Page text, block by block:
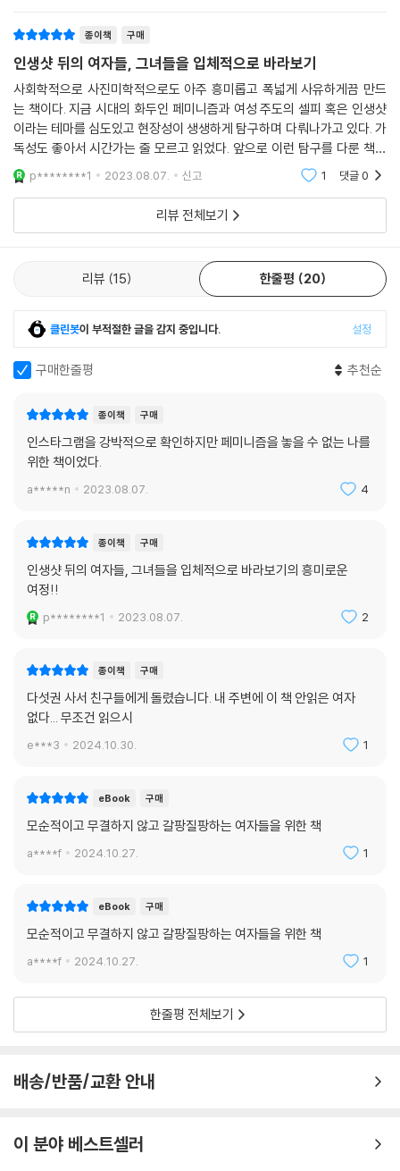
지하는 여성은 인생샷을 단호하게 배척하리라고 여기기 쉽지만 (중략) 페
미니즘을 지지하며 인생샷을 찍는 여성들이 있는가 하면, 페미니즘을 근거
로 인생샷을 강하게 비판하는 여성들도 있”(183쪽)다고 말한다. 특히 인
생샷이 페미니즘을 퇴보시키는 주요 요인이라고 여기며 등장한 ‘탈코르셋’
여성 중에도 인생샷을 정치적으로 활용하는 경우가 많다. 여기에는 온라인
페미니즘 운동의 공간이 변화한 부분이 배경으로 깔린다. 온라인 페미니즘
은 페이스북에서 그 시초를 찾을 수 있지만 이후 페이스북을 비롯해 트위
터가 지닌 특성과 한계(“페이스북과 트위터가 게시물을 ‘읽는’ 공간이라
면, 인스타그램은 ‘보는’ 공간”(190쪽))를 절감하며 인스타그램으로 이동
해갔다. 이때 페미니스트들 특히 탈코르셋 페미니스트들 중에는 이미지를
중시하는 인스타그램에 ‘멋진’ 나를 현시해 이를 운동 방식으로 활용하는
사례가 생겼다. 이 중 ‘인기’를 얻는 여성이 생기면서 탈코셀렙, 페미셀렙
같은 단어도 등장했다. 물론 그들은 자신이 인생샷 문화의 일부임을 인정
게 보여주기 위해서 꾸미는 게 아니라 내가 만족하려고 꾸미는 거야!”(21
지만 그 중요도가 덜한 여성, ‘귀여운 나’에서 ‘존나 잘생긴 나’로 스타일이
바뀐 여성(‘한별’) 등이 공존하게 됐다. 그리고 이렇게 하나로 귀결할 수 없
는 이 상황을 직시하자는 것이 저자가 마지막으로 전하려는 메시지다. 사
에 눈에 보이는 그 자체로 사람을 판단하기가 쉽다. 그러나 디지털 공간에
운동을 하는 방식은 기본적으로 모순과 한계를 가질 수밖에 없다. 그렇다
고 그 모든 운동을 포기할 수는 없지 않은가. 인스타그램에서만 할 수 있는
운동이 있으며, 그것이 지닌 효과도 분명하니 말이다. 특히 인스타그램 페
적다. 또한 서로를 지지하고 믿어주는 동지들과 함께하기에 소속감과 안정
그렇다면 이러한 모순과 한계, 그리고 그 속에서 피어날 가능성을 인정하
면서 각자의 자리에서 자기만의 운동을 이어가면 어떨까? 여기서 비롯되
말미에 남긴 문장을 들려주고 싶다. “사실 ‘갈팡질팡’은 이미 정해진 결말
해질 수 없기 때문이다. 우리는 평생 여러 세계 사이를 헤매며 살게 될 것이
다.”(312쪽)
종이책 구매
인생샷 뒤의 여자들, 그녀들을 입체적으로 바라보기
사회학적으로 사진미학적으로도 아주 흥미롭고 폭넓게 사유하게끔 만드
는 책이다. 지금 시대의 화두인 페미니즘과 여성 주도의 셀피 혹은 인생샷
이라는 테마를 심도있고 현장성이 생생하게 탐구하며 다뤄나가고 있다. 가
독성도 좋아서 시간가는 줄 모르고 읽었다. 앞으로 이런 탐구를 다룬 책이
많이 나오길 기대하며 저자의 다음 연구와 책도 기대한다.
p********1 2023.08.07. 신고 1 댓글0
리뷰 전체보기
리뷰 15 한줄평 20
클린봇이 부적절한 글을 감지 중입니다. 설정
구매한줄평 추천순
종이책 구매
인스타그램을 강박적으로 확인하지만 페미니즘을 놓을 수 없는 나를
위한 책이었다.
a*****n 2023.08.07. 4
종이책 구매
인생샷 뒤의 여자들, 그녀들을 입체적으로 바라보기의 흥미로운
여정!!
p********1 2023.08.07. 2
종이책 구매
다섯권 사서 친구들에게 돌렸습니다. 내 주변에 이 책 안읽은 여자
없다... 무조건 읽으시
e***3 2024.10.30. 1
eBook 구매
모순적이고 무결하지 않고 갈팡질팡하는 여자들을 위한 책
a****f 2024.10.27. 1
eBook 구매
모순적이고 무결하지 않고 갈팡질팡하는 여자들을 위한 책
a****f 2024.10.27. 1
한줄평 전체보기
배송/반품/교환 안내
이 분야 베스트셀러